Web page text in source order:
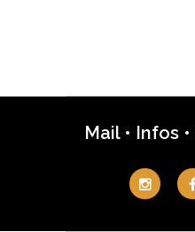
Mail • Infos•